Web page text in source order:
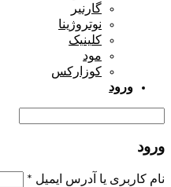
گارنیر
نوتروژینا
کلینیک
مود
کوزارکس
ورود
ورود
نام کاربری یا آدرس ایمیل *